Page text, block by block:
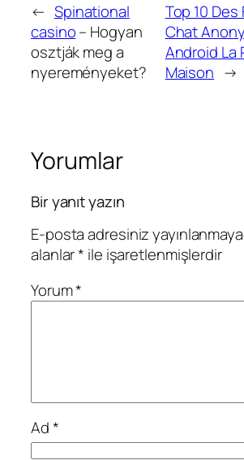
← Spinational
casino– Hogyan
osztják meg a
nyereményeket?
Top 10
Chat
Android La
Maison →
Yorumlar
Bir yanıt yazın
E-posta adresiniz
alanlar* ile işaretlenmişlerdir
Yorum*
Ad*